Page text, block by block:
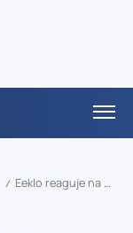
/ Eeklo reaguje na obawy kobiet – powstaje punkt zgłaszania niebezpiecznych miejsc